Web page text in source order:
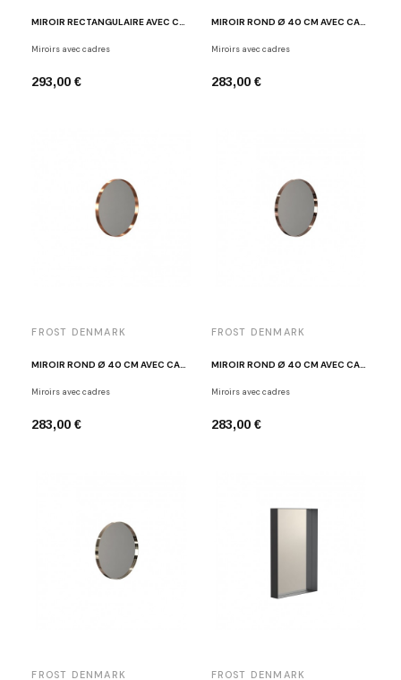
MIROIR RECTANGULAIRE AVEC CADRE BLANC FROST U4135-W
Miroirs avec cadres
293,00 €
MIROIR ROND Ø 40 CM AVEC CADRE DORÉ BROSSÉ FROST U4134-BMG
Miroirs avec cadres
283,00 €
FROST DENMARK
MIROIR ROND Ø 40 CM AVEC CADRE CUIVRE BROSSÉ U4134-BOC
Miroirs avec cadres
283,00 €
FROST DENMARK
MIROIR ROND Ø 40 CM AVEC CADRE CUIVRE POLI FROST U4134-C
Miroirs avec cadres
283,00 €
FROST DENMARK FROST DENMARK